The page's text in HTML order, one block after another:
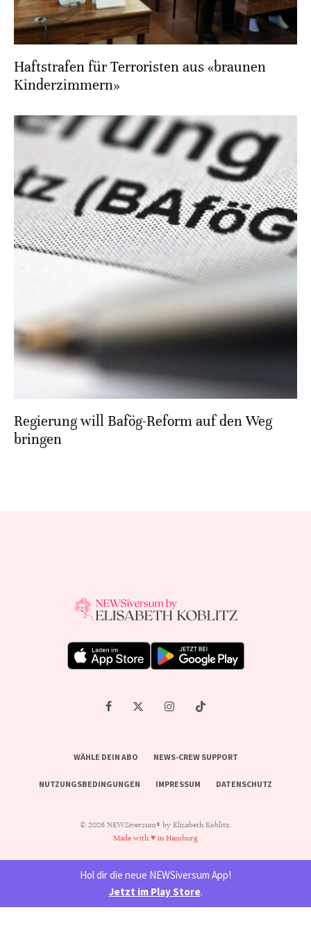
Haftstrafen für Terroristen aus «braunen
Kinderzimmern»
Regierung will Bafög-Reform auf den Weg
bringen
WÄHLE DEIN ABO NEWS-CREW SUPPORT
NUTZUNGSBEDINGUNGEN IMPRESSUM DATENSCHUTZ
© 2026 NEWSiversum® by Elisabeth Koblitz.
Made with ♥ in Hamburg
Hol dir die neue NEWSiversum App!
Jetzt im Play Store.